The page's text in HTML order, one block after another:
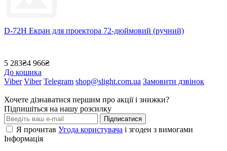
D-72H Екран для проектора 72-дюймовий (ручний)
5 283₴4 966₴
До кошика
Viber Viber Telegram shop@slight.com.ua Замовити дзвінок
Хочете дізнаватися першим про акції і знижки?
Підпишіться на нашу розсилку
Підписатися
Я прочитав Угода користувача і згоден з вимогами
Інформація